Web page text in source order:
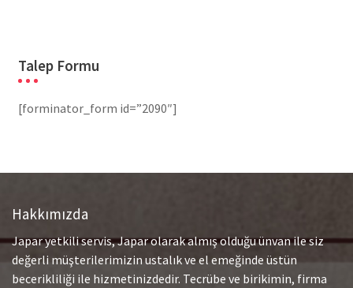
Talep Formu
[forminator_form id=”2090″]
Hakkımızda
Japar yetkili servis, Japar olarak almış olduğu ünvan ile siz
değerli müşterilerimizin ustalık ve el emeğinde üstün
becerikliliği ile hizmetinizdedir. Tecrübe ve birikimin, firma